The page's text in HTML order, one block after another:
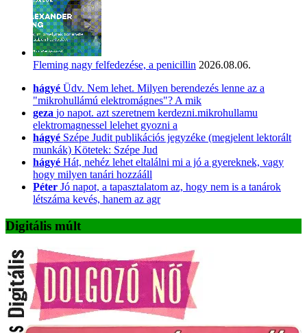
Fleming nagy felfedezése, a penicillin 2026.08.06.
hágyé Üdv. Nem lehet. Milyen berendezés lenne az a
"mikrohullámú elektromágnes"? A mik
geza jo napot. azt szeretnem kerdezni.mikrohullamu
elektromagnessel lelehet gyozni a
hágyé Szépe Judit publikációs jegyzéke (megjelent lektorált
munkák) Kötetek: Szépe Jud
hágyé Hát, nehéz lehet eltalálni mi a jó a gyereknek, vagy
hogy milyen tanári hozzááll
Péter Jó napot, a tapasztalatom az, hogy nem is a tanárok
létszáma kevés, hanem az agr
Digitális múlt